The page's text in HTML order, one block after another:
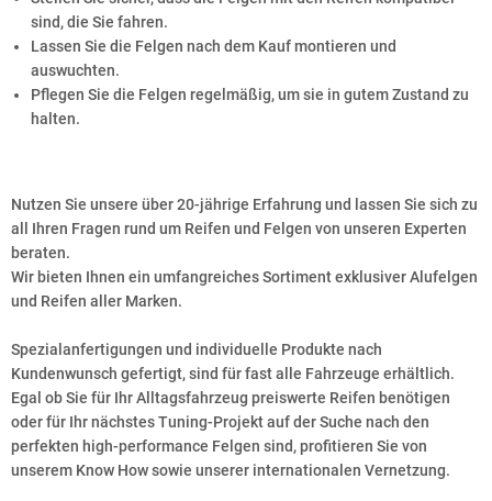
sind, die Sie fahren.
Lassen Sie die Felgen nach dem Kauf montieren und
auswuchten.
Pflegen Sie die Felgen regelmäßig, um sie in gutem Zustand zu
halten.
Nutzen Sie unsere über 20-jährige Erfahrung und lassen Sie sich zu
all Ihren Fragen rund um Reifen und Felgen von unseren Experten
beraten.
Wir bieten Ihnen ein umfangreiches Sortiment exklusiver Alufelgen
und Reifen aller Marken.
Spezialanfertigungen und individuelle Produkte nach
Kundenwunsch gefertigt, sind für fast alle Fahrzeuge erhältlich.
Egal ob Sie für Ihr Alltagsfahrzeug preiswerte Reifen benötigen
oder für Ihr nächstes Tuning-Projekt auf der Suche nach den
perfekten high-performance Felgen sind, profitieren Sie von
unserem Know How sowie unserer internationalen Vernetzung.